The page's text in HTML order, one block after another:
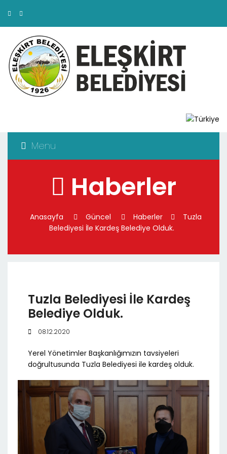
Menu
Haberler
Anasayfa Güncel Haberler
Tuzla
Belediyesi İle Kardeş Belediye Olduk.
Tuzla Belediyesi İle Kardeş
Belediye Olduk.
08.12.2020
Yerel Yönetimler Başkanlığımızın tavsiyeleri
doğrultusunda Tuzla Belediyesi ile kardeş olduk.